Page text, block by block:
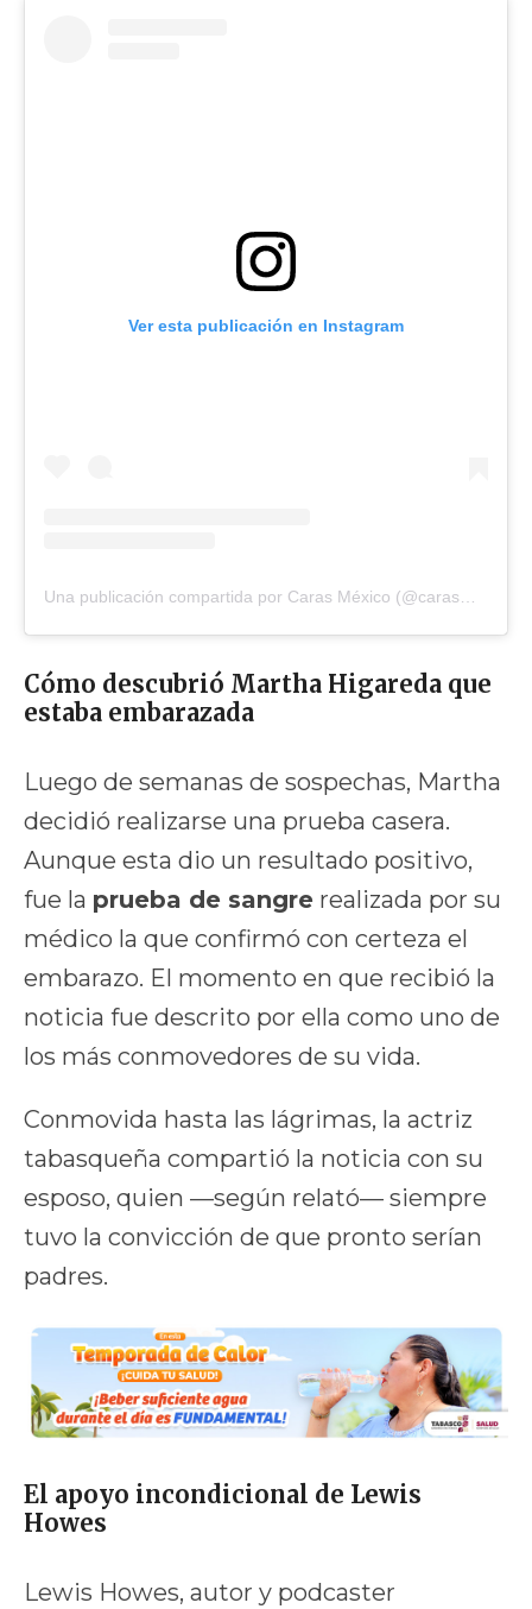
Ver esta publicación en Instagram
Cómo descubrió Martha Higareda que
estaba embarazada
Luego de semanas de sospechas, Martha
decidió realizarse una prueba casera.
Aunque esta dio un resultado positivo,
fue la prueba de sangre realizada por su
médico la que confirmó con certeza el
embarazo. El momento en que recibió la
noticia fue descrito por ella como uno de
los más conmovedores de su vida.
Conmovida hasta las lágrimas, la actriz
tabasqueña compartió la noticia con su
esposo, quien —según relató— siempre
tuvo la convicción de que pronto serían
padres.
El apoyo incondicional de Lewis
Howes
Lewis Howes, autor y podcaster